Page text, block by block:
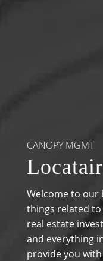
CANOPY MGMT
Welcome to our
things related
real estate
and everything
provide you